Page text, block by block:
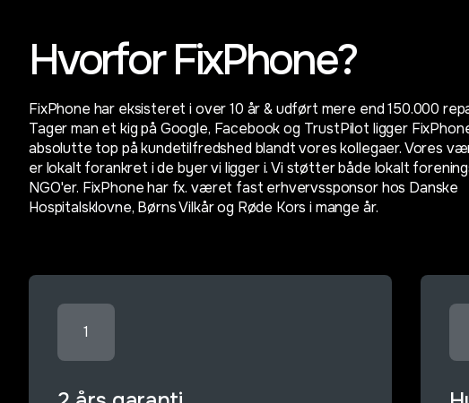
Hvorfor FixPhone?
FixPhone har eksisteret i over 10 år & udført mere end 150.000
Tager man et kig på Google, Facebook og TrustPilot ligger
absolutte top på kundetilfredshed blandt vores kollegaer. Vores
er lokalt forankret i de byer vi ligger i. Vi støtter både lokalt
NGO'er. FixPhone har fx. været fast erhvervssponsor hos Danske
Hospitalsklovne, Børns Vilkår og Røde Kors i mange år.
1